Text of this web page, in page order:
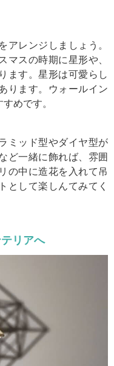
アレンジしましょう。
マスの時期に星形や、
ます。星形は可愛らし
ります。ウォールイン
めです。
ミッド型やダイヤ型が
ど一緒に飾れば、雰囲
の中に造花を入れて吊
として楽しんてみてく
リアへ